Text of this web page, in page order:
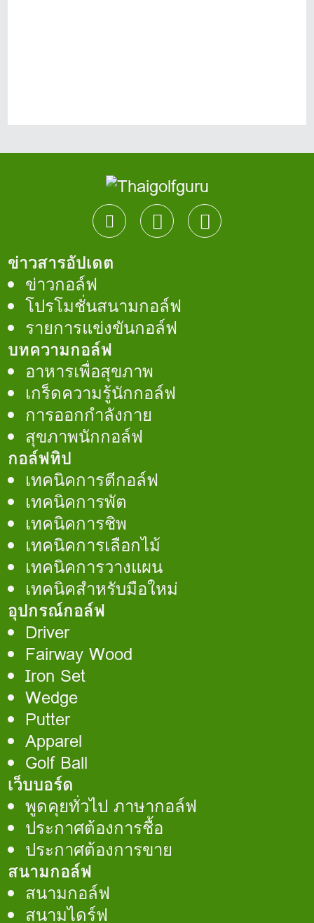
ข่าวสารอัปเดต
ข่าวกอล์ฟ
โปรโมชั่นสนามกอล์ฟ
รายการแข่งขันกอล์ฟ
บทความกอล์ฟ
อาหารเพื่อสุขภาพ
เกร็ดความรู้นักกอล์ฟ
การออกกำลังกาย
สุขภาพนักกอล์ฟ
กอล์ฟทิป
เทคนิคการตีกอล์ฟ
เทคนิคการพัต
เทคนิคการชิพ
เทคนิคการเลือกไม้
เทคนิคการวางแผน
เทคนิคสำหรับมือใหม่
อุปกรณ์กอล์ฟ
Driver
Fairway Wood
Iron Set
Wedge
Putter
Apparel
Golf Ball
เว็บบอร์ด
พูดคุยทั่วไป ภาษากอล์ฟ
ประกาศต้องการชื้อ
ประกาศต้องการขาย
สนามกอล์ฟ
สนามกอล์ฟ
สนามไดร์ฟ